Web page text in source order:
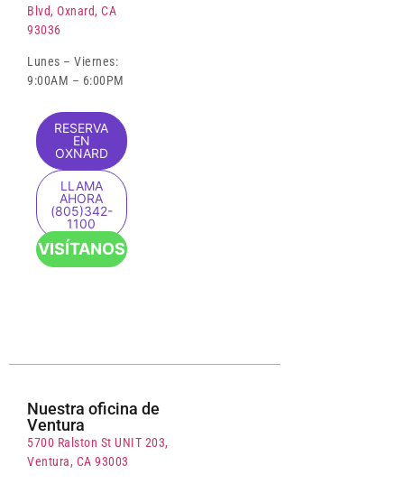
Blvd, Oxnard, CA
93036
Lunes – Viernes:
9:00AM – 6:00PM
RESERVA
EN
OXNARD
LLAMA
AHORA
(805)342-
1100
VISÍTANOS
Nuestra oficina de
Ventura
5700 Ralston St UNIT 203,
Ventura, CA 93003